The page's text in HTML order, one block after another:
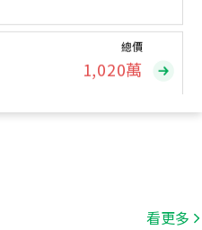
總價
1,020萬
看更多